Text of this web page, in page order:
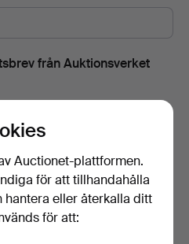
från Auktionsverket
till evenemang och
enkelt avsluta
nyhetsbrev. (frivilligt)
och inspiration. Om du
prenumerationen.
Auctionet-plattformen.
för att tillhandahålla
hantera eller återkalla ditt
för att: